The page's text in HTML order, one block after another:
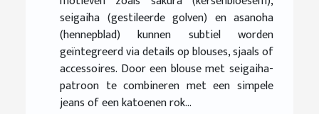
seigaiha (gestileerde golven) en asanoha
(hennepblad) kunnen subtiel worden
geïntegreerd via details op blouses, sjaals of
accessoires. Door een blouse met seigaiha-
patroon te combineren met een simpele
jeans of een katoenen rok...